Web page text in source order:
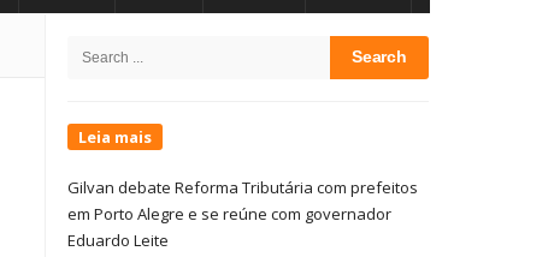
Sidebar
Search
Leia mais
Gilvan debate Reforma Tributária com prefeitos
em Porto Alegre e se reúne com governador
Eduardo Leite